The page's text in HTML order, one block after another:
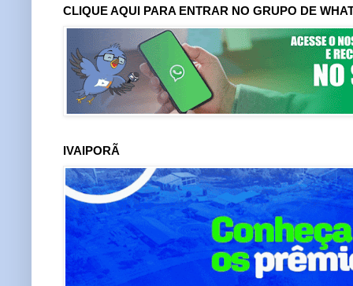
CLIQUE AQUI PARA ENTRAR NO GRUPO DE
IVAIPORÃ